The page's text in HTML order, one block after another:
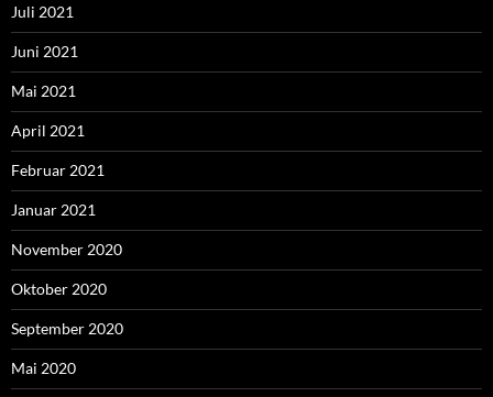
Juli 2021
Juni 2021
Mai 2021
April 2021
Februar 2021
Januar 2021
November 2020
Oktober 2020
September 2020
Mai 2020